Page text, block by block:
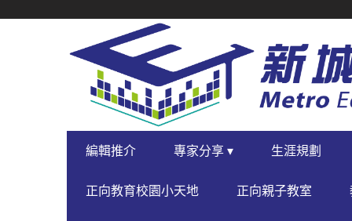
NAVIGATION
PRIMARY
NAVIGATION
編輯推介 專家分享 ▾ 生涯規劃
正向教育校園小天地 正向親子教室